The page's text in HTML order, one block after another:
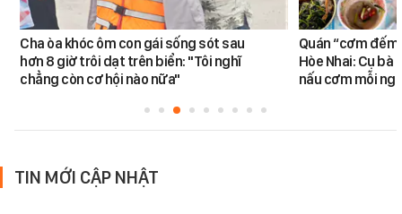
Cha òa khóc ôm con gái sống sót sau
hơn 8 giờ trôi dạt trên biển: "Tôi nghĩ
chẳng còn cơ hội nào nữa"
Quán “cơm
Hòe Nhai: Cụ
nấu cơm mỗi
TIN MỚI CẬP NHẬT